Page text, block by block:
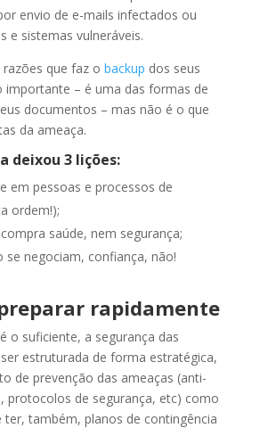
envio de e-mails infectados ou
e sistemas vulneráveis.
razões que faz o backup dos seus
importante – é uma das formas de
documentos – mas não é o que
da ameaça.
deixou 3 lições:
em pessoas e processos de
ordem!);
saúde, nem segurança;
se negociam, confiança, não!
rapidamente
o suficiente, a segurança das
estruturada de forma estratégica,
de prevenção das ameaças (anti-
protocolos de segurança, etc) como
ter, também, planos de contingência